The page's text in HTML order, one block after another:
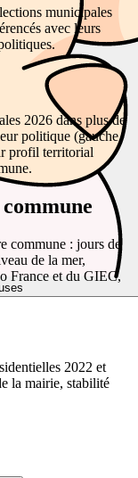
municipales
avec leurs
2026 dans plus de
politique (gauche,
profil territorial
commune : jours de
de la mer,
France et du GIEC,
2022 et
la mairie, stabilité